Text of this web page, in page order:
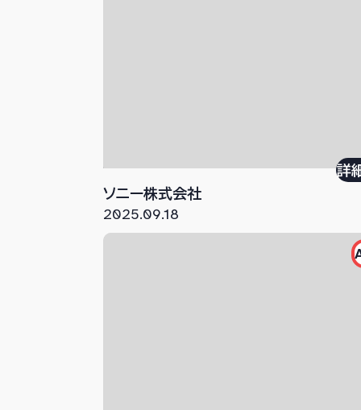
ソニー株式会社
詳
2025.09.18